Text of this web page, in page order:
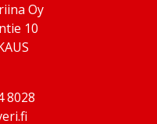
Oy
10
8028